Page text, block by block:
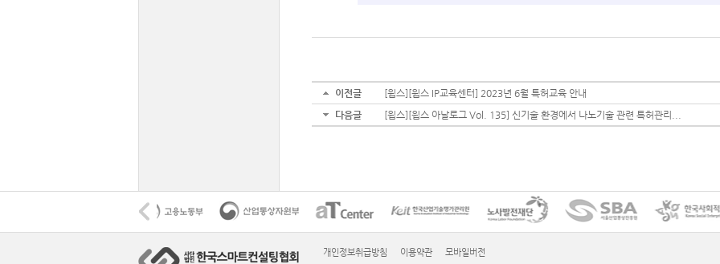
이전글
[윕스][윕스 IP교육센터] 2023년 6월 특허교육 안내
다음글
[윕스][윕스 아날로그 Vol. 135] 신기술 환경에서 나노기술 관련 특허관리...
개인정보취급방침 이용약관 모바일버전